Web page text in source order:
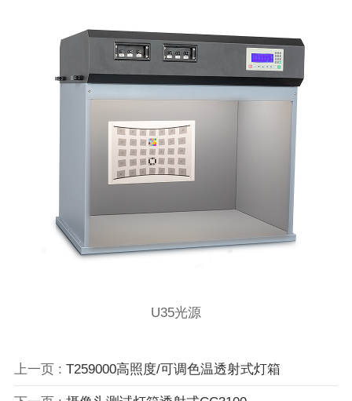
U35光源
上一页 : T259000高照度/可调色温透射式灯箱